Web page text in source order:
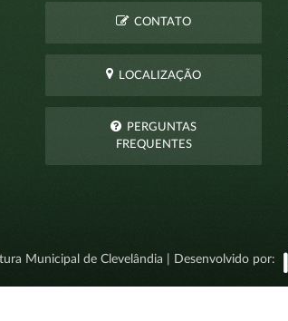
CONTATO
LOCALIZAÇÃO
PERGUNTAS
FREQUENTES
Municipal de Clevelândia | Desenvolvido por: